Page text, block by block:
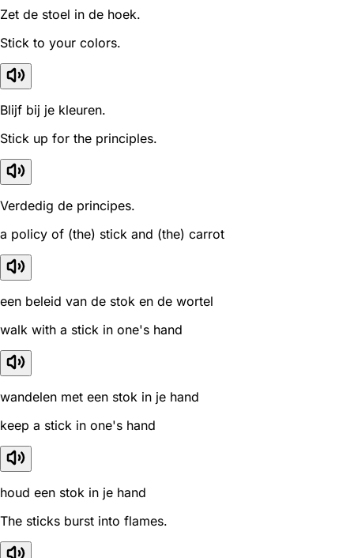
Zet de stoel in de hoek.
Stick to your colors.
Blijf bij je kleuren.
Stick up for the principles.
Verdedig de principes.
a policy of (the) stick and (the) carrot
een beleid van de stok en de wortel
walk with a stick in one's hand
wandelen met een stok in je hand
keep a stick in one's hand
houd een stok in je hand
The sticks burst into flames.